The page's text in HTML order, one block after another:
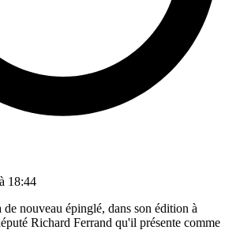
18:44
nouveau épinglé, dans son édition à
Richard Ferrand qu'il présente comme